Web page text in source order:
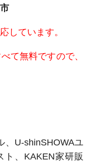
しています。
て無料ですので、
、U-shinSHOWAユ
ト、KAKEN家研販